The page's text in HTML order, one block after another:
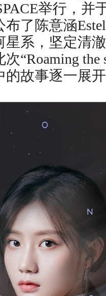
举行，并
了陈意涵
星系，坚定清
“Roaming the
的故事逐一展